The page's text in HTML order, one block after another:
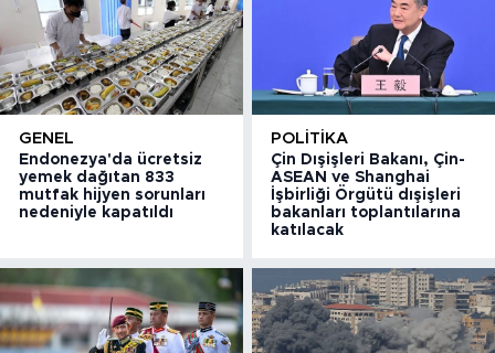
GENEL
Endonezya'da ücretsiz
yemek dağıtan 833
mutfak hijyen sorunları
nedeniyle kapatıldı
POLITIKA
Çin Dışişleri Bakanı, Çin-
ASEAN ve Shanghai
İşbirliği Örgütü dışişleri
bakanları toplantılarına
katılacak